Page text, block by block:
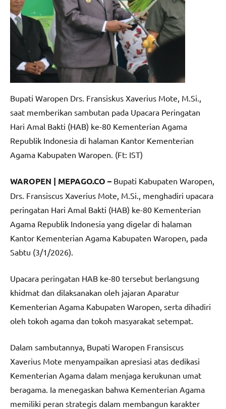
Bupati Waropen Drs. Fransiskus Xaverius Mote, M.Si.,
saat memberikan sambutan pada Upacara Peringatan
Hari Amal Bakti (HAB) ke-80 Kementerian Agama
Republik Indonesia di halaman Kantor Kementerian
Agama Kabupaten Waropen. (Ft: IST)
WAROPEN | MEPAGO.CO – Bupati Kabupaten Waropen,
Drs. Fransiscus Xaverius Mote, M.Si., menghadiri upacara
peringatan Hari Amal Bakti (HAB) ke-80 Kementerian
Agama Republik Indonesia yang digelar di halaman
Kantor Kementerian Agama Kabupaten Waropen, pada
Sabtu (3/1/2026).
Upacara peringatan HAB ke-80 tersebut berlangsung
khidmat dan dilaksanakan oleh jajaran Aparatur
Kementerian Agama Kabupaten Waropen, serta dihadiri
oleh tokoh agama dan tokoh masyarakat setempat.
Dalam sambutannya, Bupati Waropen Fransiscus
Xaverius Mote menyampaikan apresiasi atas dedikasi
Kementerian Agama dalam menjaga kerukunan umat
beragama. Ia menegaskan bahwa Kementerian Agama
memiliki peran strategis dalam membangun karakter